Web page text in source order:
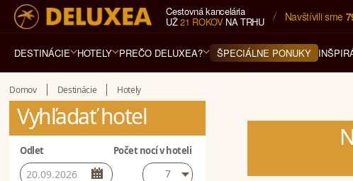
Cestovná kancelária
UŽ21 ROKOVNA TRHU Navštívili sme
Poradíme s
DESTINÁCIE HOTELY PREČO DELUXEA? ŠPECIÁLNE PONUKY
Domov Destinácie Hotely
Vyhľadať hotel
Odlet Počet nocí v hoteli
7